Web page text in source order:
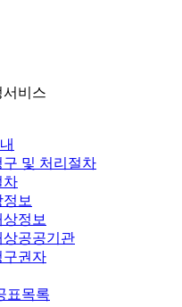
비스
및 처리절차
차
보
정보
상공공기관
구권자
표목록